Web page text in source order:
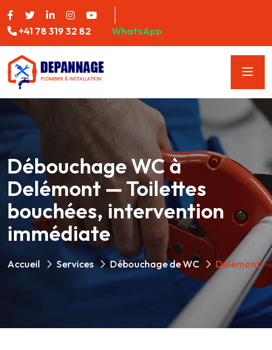
+41 78 319 32 82 WhatsApp
Débouchage WC à
Delémont — Toilettes
bouchées, intervention
immédiate
Accueil Services Débouchage de WC Delémont